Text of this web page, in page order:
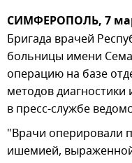
СИМФЕРОПОЛЬ, 7
Бригада врачей
больницы имени
операцию на базе
методов диагностики
в пресс-службе
"Врачи оперировали
ишемией,